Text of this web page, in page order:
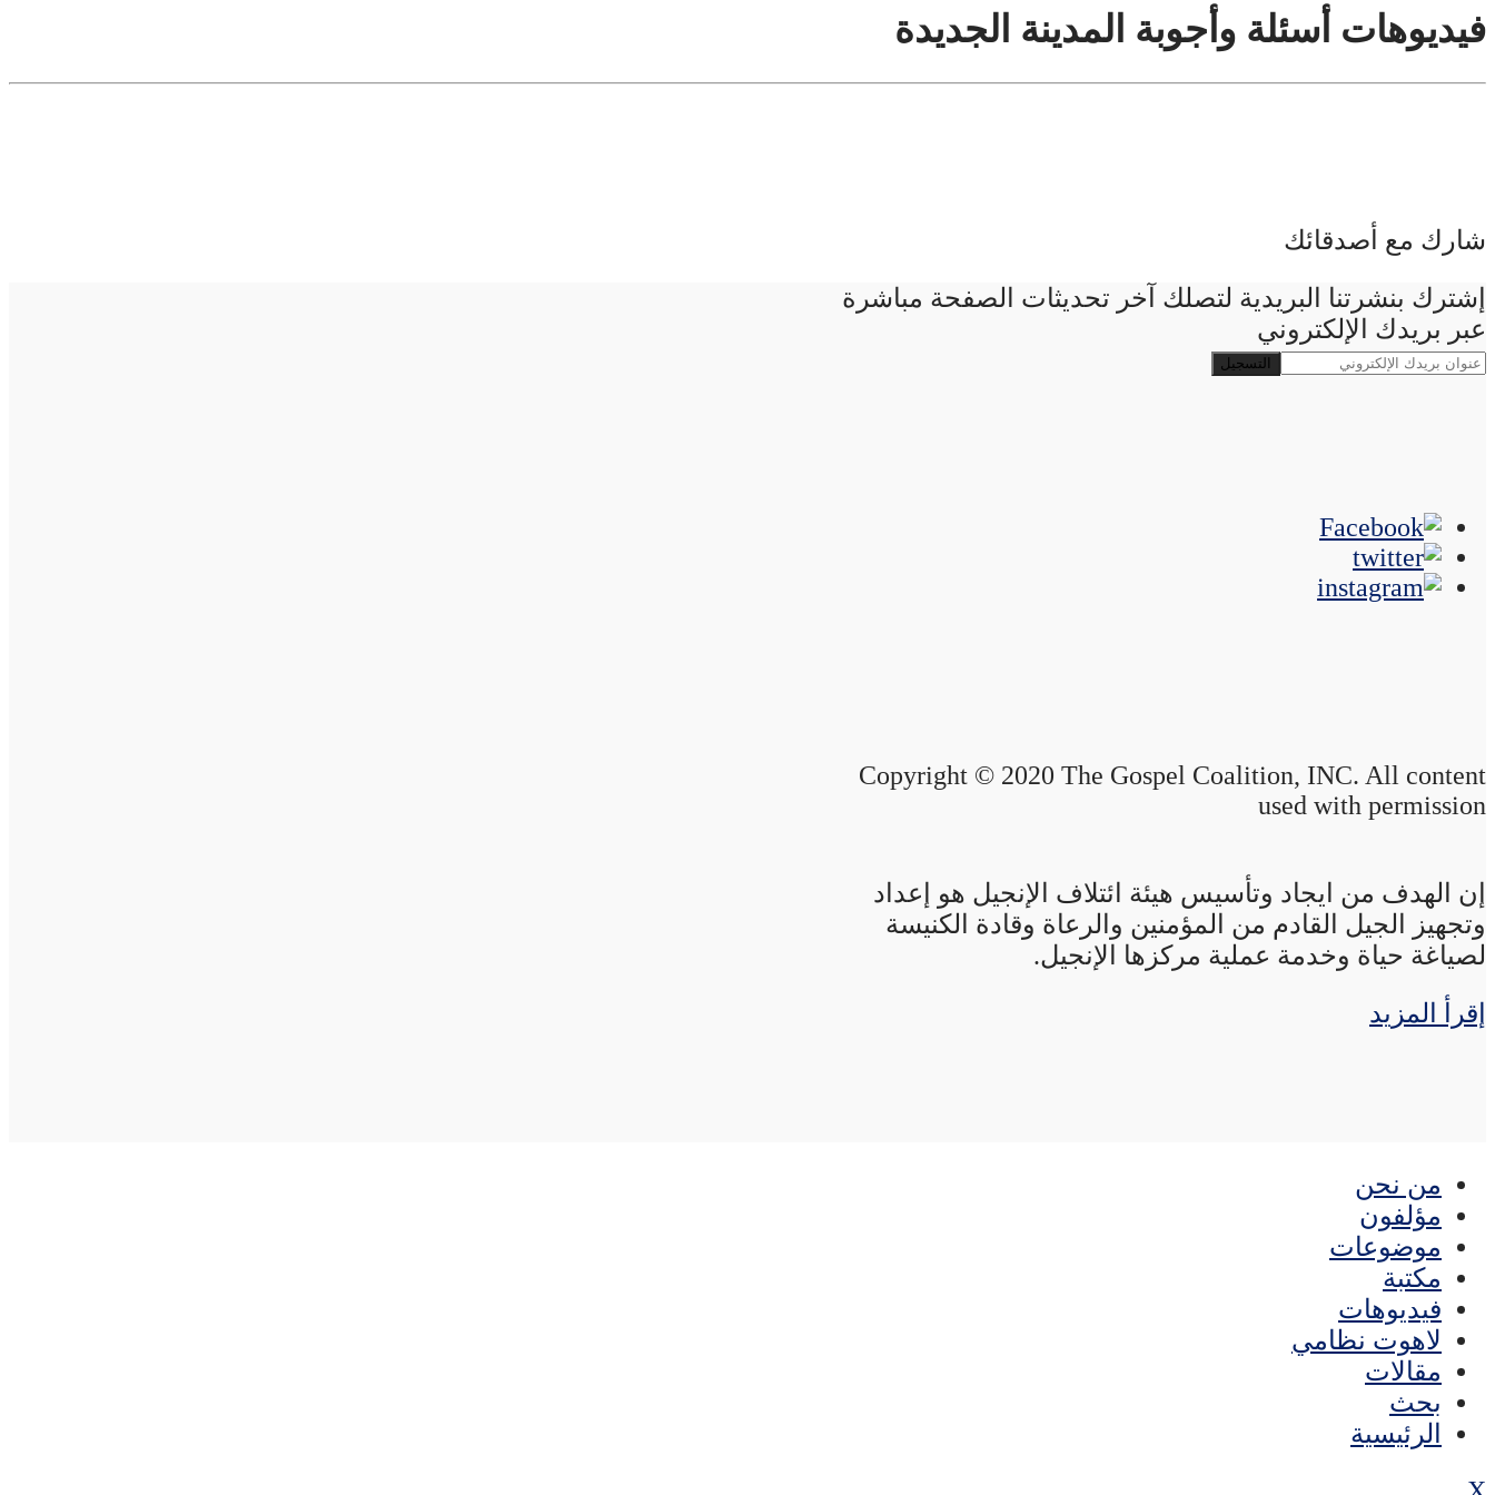
فيديوهات أسئلة وأجوبة المدينة الجديدة
شارك مع أصدقائك
إشترك بنشرتنا البريدية لتصلك آخر تحديثات الصفحة مباشرة
عبر بريدك الإلكتروني
Copyright © 2020 The Gospel Coalition, INC. All content
used with permission
إن الهدف من ايجاد وتأسيس هيئة ائتلاف الإنجيل هو إعداد
وتجهيز الجيل القادم من المؤمنين والرعاة وقادة الكنيسة
لصياغة حياة وخدمة عملية مركزها الإنجيل.
إقرأ المزيد
من نحن
مؤلفون
موضوعات
مكتبة
فيديوهات
لاهوت نظامي
مقالات
بحث
الرئيسية